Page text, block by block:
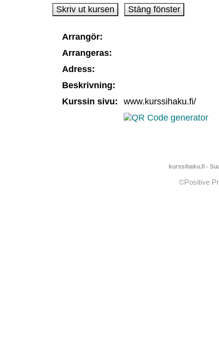
Arrangör:
Arrangeras:
Adress:
Beskrivning:
Kurssin sivu:
www.kurssihaku.fi/
kurssihaku.fi -
©Positive